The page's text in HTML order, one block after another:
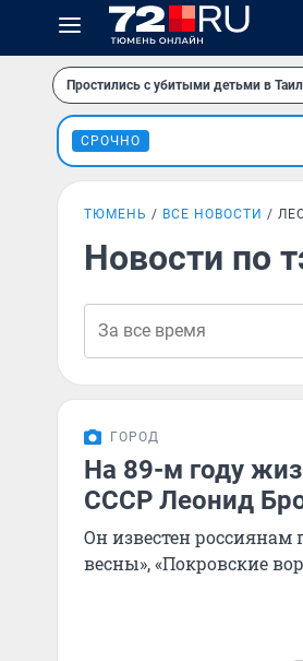
Простились с убитыми детьми в
СРОЧНО
ТЮМЕНЬ ВСЕ НОВОСТИ
Новости по
ГОРОД
На 89-м году
СССР Леонид
Он известен
весны», «Покровские